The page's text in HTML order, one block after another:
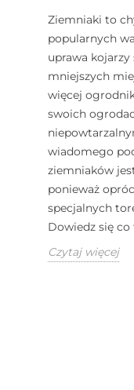
Ziemniaki to
popularnych
uprawa kojarzy
mniejszych
więcej
swoich
wiadomego
ziemniaków
ponieważ
specjalnych
Dowiedz się co
Czytaj więcej